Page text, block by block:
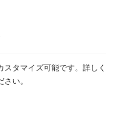
タマイズ可能です。詳しく
い。